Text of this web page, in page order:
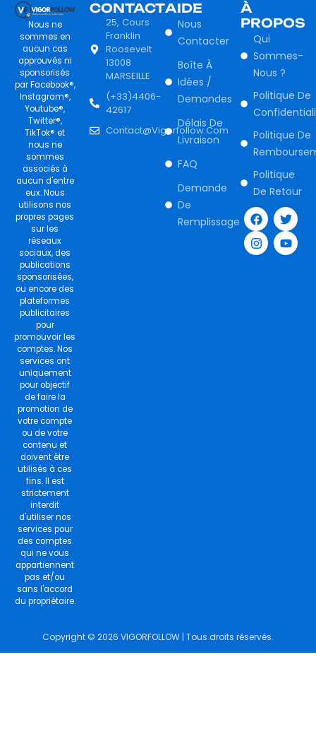
Nous ne
sommes en
aucun cas
approuvés ni
sponsorisés
par Facebook®,
Instagram®,
Youtube®,
Twitter®,
TikTok® et
nous ne
sommes
associés à
aucun d'entre
eux. Nous
utilisons nos
propres pages
sur les
réseaux
sociaux, des
publications
sponsorisées,
ou encore des
plateformes
publicitaires
pour
promouvoir les
comptes. Nos
services ont
uniquement
pour objectif
de faire la
promotion de
votre compte
ou de votre
contenu et
doivent être
utilisés à ces
fins. Il est
strictement
interdit
d'utiliser nos
services pour
des comptes
qui ne vous
appartiennent
pas et/ou
sans l'accord
du propriétaire.
CONTACT
25, Cours
Franklin
Roosevelt
13008
MARSEILLE
(+33)4406-
42617
Contact@vigorfollow.com
AIDE
Nous
Contacter
Boîte À
Idées /
Demandes
Délais De
Livraison
FAQ
Demande
De
Remplissage
À
PROPOS
Qui
Sommes-
Nous ?
Politique De
Politique De
Politique
De Retour
F
a
c
e
b
T
w
i
t
t
I
n
s
t
a
Y
o
u
t
u
Copyright © 2026 VIGORFOLLOW | Tous droits réservés.